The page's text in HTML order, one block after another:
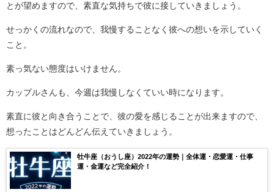
とが望めますので、素直な気持ちで彼に接していきましょう。
せっかくの流れなので、我慢することなく彼への想いを示していく
こと。
素っ気ない態度はいけません。
カップルさんも、今週は我慢しなくていい時になります。
素直に彼と向き合うことで、彼の愛を感じることが出来ますので、
想ったことはどんどん伝えていきましょう。
牡牛座（おうし座）2022年の運勢｜全体運・恋愛運・仕事
運・金運など完全紹介！